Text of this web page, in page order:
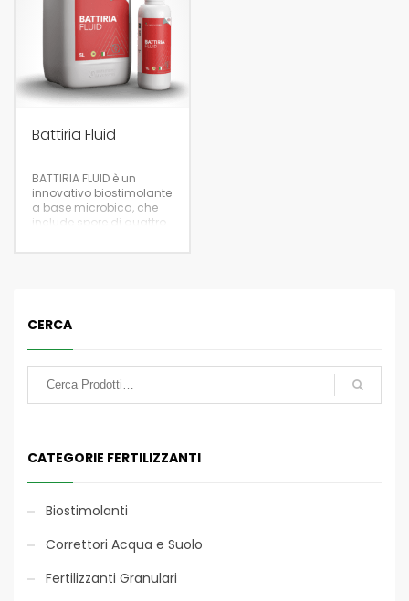
Battiria Fluid
BATTIRIA FLUID è un
innovativo biostimolante
a base microbica, che
include spore di quattro
1
CERCA
CATEGORIE FERTILIZZANTI
Biostimolanti
Correttori Acqua e Suolo
Fertilizzanti Granulari